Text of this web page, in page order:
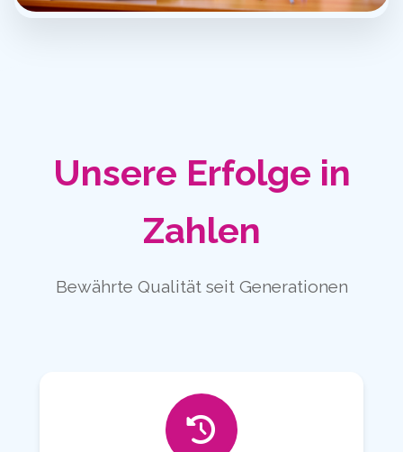
Unsere Erfolge in
Zahlen
Bewährte Qualität seit Generationen